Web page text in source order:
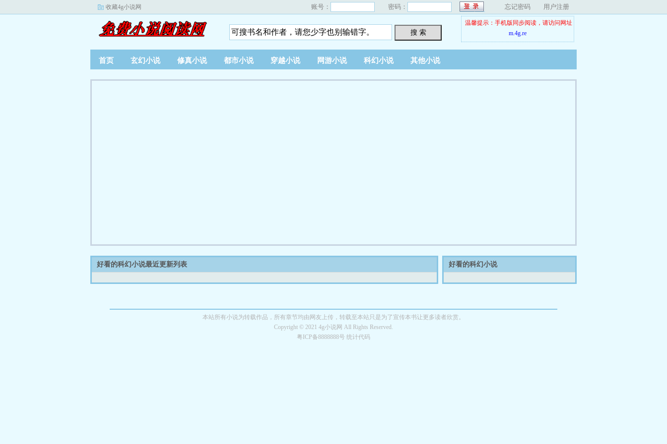
收藏4g小说网 账号： 密码： 忘记密码 用户注册
搜 索
温馨提示：手机版同步阅读，请访问网址
m.4g.re
首页 玄幻小说 修真小说 都市小说 穿越小说 网游小说 科幻小说 其他小说
好看的科幻小说最近更新列表 好看的科幻小说
本站所有小说为转载作品，所有章节均由网友上传，转载至本站只是为了宣传本书让更多读者欣赏。
Copyright © 2021 4g小说网 All Rights Reserved.
粤ICP备8888888号 统计代码